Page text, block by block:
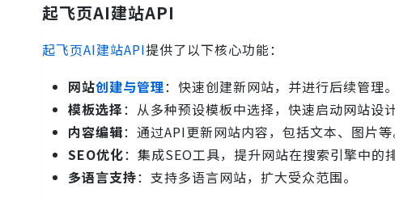
起飞页AI建站API
起飞页AI建站API提供了以下核心功能：
网站创建与管理：快速创建新网站，并进行后续管理。
模板选择：从多种预设模板中选择，快速启动网站设计
内容编辑：通过API更新网站内容，包括文本、图片等
SEO优化：集成SEO工具，提升网站在搜索引擎中的排
多语言支持：支持多语言网站，扩大受众范围。